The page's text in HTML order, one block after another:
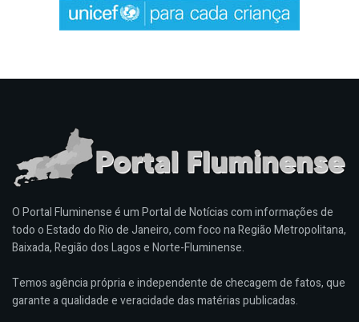
O Portal Fluminense é um Portal de Notícias com informações de
todo o Estado do Rio de Janeiro, com foco na Região Metropolitana,
Baixada, Região dos Lagos e Norte-Fluminense.
Temos agência própria e independente de checagem de fatos, que
garante a qualidade e veracidade das matérias publicadas.